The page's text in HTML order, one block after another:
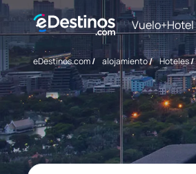
Vuelo+Hotel
eDestinos.com/ alojamiento/ Hoteles/